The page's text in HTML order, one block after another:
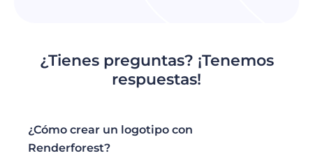
¿Tienes preguntas? ¡Tenemos
respuestas!
¿Cómo crear un logotipo con
Renderforest?